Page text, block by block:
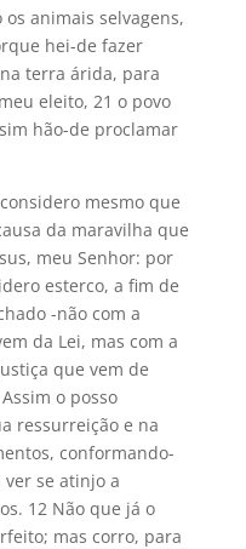
animais selvagens,
hei-de fazer
terra árida, para
eleito, 21 o povo
hão-de proclamar
mesmo que
da maravilha que
meu Senhor: por
esterco, a fim de
-não com a
da Lei, mas com a
que vem de
o posso
ressurreição e na
conformando-
ver se atinjo a
12 Não que já o
mas corro, para